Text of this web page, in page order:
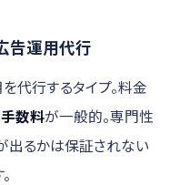
告運用代行
代行するタイプ。料金
数料が一般的。専門性
出るかは保証されない